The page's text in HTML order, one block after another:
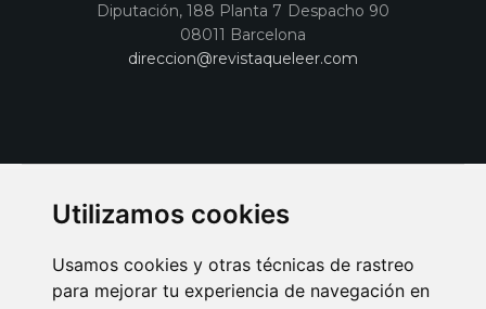
Utilizamos cookies
Usamos cookies y otras técnicas de rastreo
para mejorar tu experiencia de navegación en
Diputación, 188 Planta 7 Despacho 90
08011 Barcelona
direccion@revistaqueleer.com